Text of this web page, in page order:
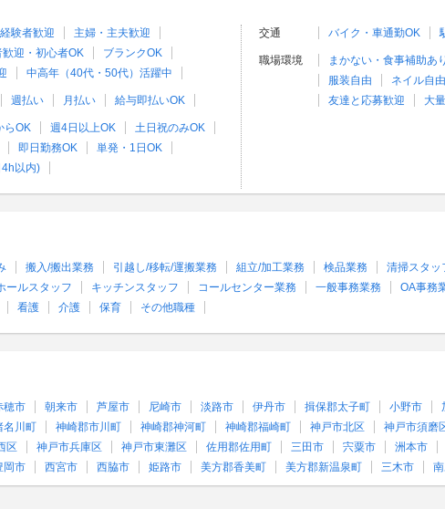
経験者歓迎
主婦・主夫歓迎
迎・初心者OK
ブランクOK
中高年（40代・50代）活躍中
週払い 月払い 給与即払いOK
らOK 週4日以上OK
土日祝のみOK
即日勤務OK
単発・1日OK
以内)
交通 バイク・車通勤OK
職場環境
まかない・食事補助あ
服装自由
ネイル自
友達と応募歓迎
大
搬入/搬出業務 引越し/移転/運搬業務 組立/加工業務 検品業務
清掃スタッ
ールスタッフ キッチンスタッフ コールセンター業務 一般事務業務
OA事務
看護 介護 保育 その他職種
穂市 朝来市 芦屋市 尼崎市 淡路市 伊丹市 揖保郡太子町 小野市
名川町 神崎郡市川町 神崎郡神河町 神崎郡福崎町 神戸市北区
神戸市須磨
区 神戸市兵庫区 神戸市東灘区 佐用郡佐用町 三田市 宍粟市
洲本市
岡市 西宮市 西脇市 姫路市 美方郡香美町 美方郡新温泉町 三木市